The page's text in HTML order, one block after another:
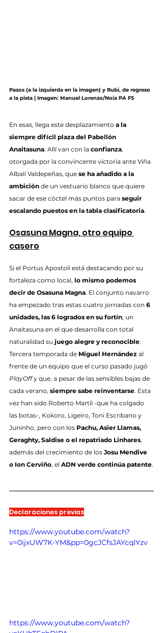
Pazos (a la izquierda en la imagen) y Rubi, de regreso
a la pista | Imagen: Manuel Lorenzo/Noia PA FS
En esas, llega este desplazamiento a la
siempre difícil plaza del Pabellón
Anaitasuna. Allí van con la confianza,
otorgada por la convincente victoria ante Viña
Albali Valdepeñas, que se ha añadido a la
ambición de un vestuario blanco que quiere
sacar de ese cóctel más puntos para seguir
escalando puestos en la tabla clasificatoria.
Osasuna Magna, otro equipo
casero
Si el Portus Apostoli está destacando por su
fortaleza como local, lo mismo podemos
decir de Osasuna Magna. El conjunto navarro
ha empezado tras estas cuatro jornadas con 6
unidades, las 6 logrados en su fortín, un
Anaitasuna en el que desarrolla con total
naturalidad su juego alegre y reconocible.
Tercera temporada de Miguel Hernández al
frente de un equipo que el curso pasado jugó
PlayOff y que, a pesar de las sensibles bajas de
cada verano, siempre sabe reinventarse. Esta
vez han sido Roberto Martil -que ha colgado
las botas-, Kokoro, Ligeiro, Toni Escribano y
Juninho, pero con los Pachu, Asier Llamas,
Geraghty, Saldise o el repatriado Linhares,
además del crecimiento de los Josu Mendive
o Ion Cerviño, el ADN verde continúa patente.
Declaraciones previas
https://www.youtube.com/watch?
v=0ijxUW7K-YM&pp=0gcJCfsJAYcqIYzv
https://www.youtube.com/watch?